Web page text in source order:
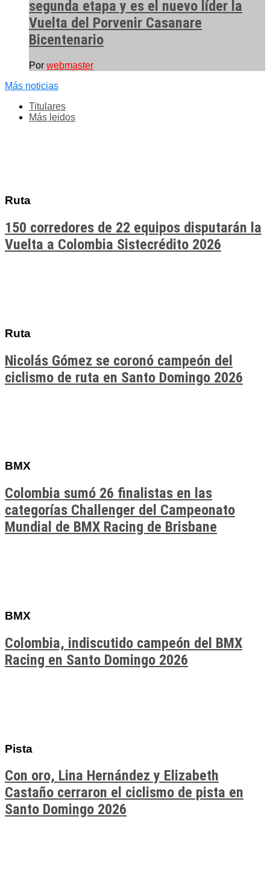
segunda etapa y es el nuevo líder la
Vuelta del Porvenir Casanare
Bicentenario
Por webmaster
Más noticias
Titulares
Más leidos
Ruta
150 corredores de 22 equipos disputarán la
Vuelta a Colombia Sistecrédito 2026
Ruta
Nicolás Gómez se coronó campeón del
ciclismo de ruta en Santo Domingo 2026
BMX
Colombia sumó 26 finalistas en las
categorías Challenger del Campeonato
Mundial de BMX Racing de Brisbane
BMX
Colombia, indiscutido campeón del BMX
Racing en Santo Domingo 2026
Pista
Con oro, Lina Hernández y Elizabeth
Castaño cerraron el ciclismo de pista en
Santo Domingo 2026